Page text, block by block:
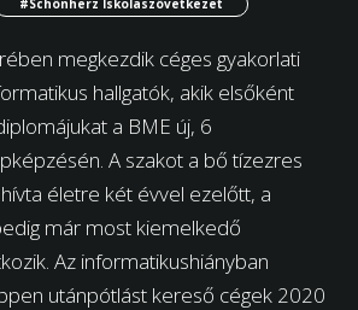
megkezdik céges gyakorlati
hallgatók, akik elsőként
a BME új, 6
A szakot a bő tízezres
életre két évvel ezelőtt, a
már most kiemelkedő
Az informatikushiányban
utánpótlást kereső cégek 2020